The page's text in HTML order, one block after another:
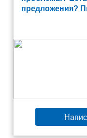
предложения?